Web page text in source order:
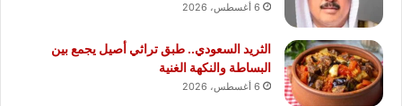
6 أغسطس، 2026
الثريد السعودي.. طبق تراثي أصيل يجمع بين
البساطة والنكهة الغنية
6 أغسطس، 2026